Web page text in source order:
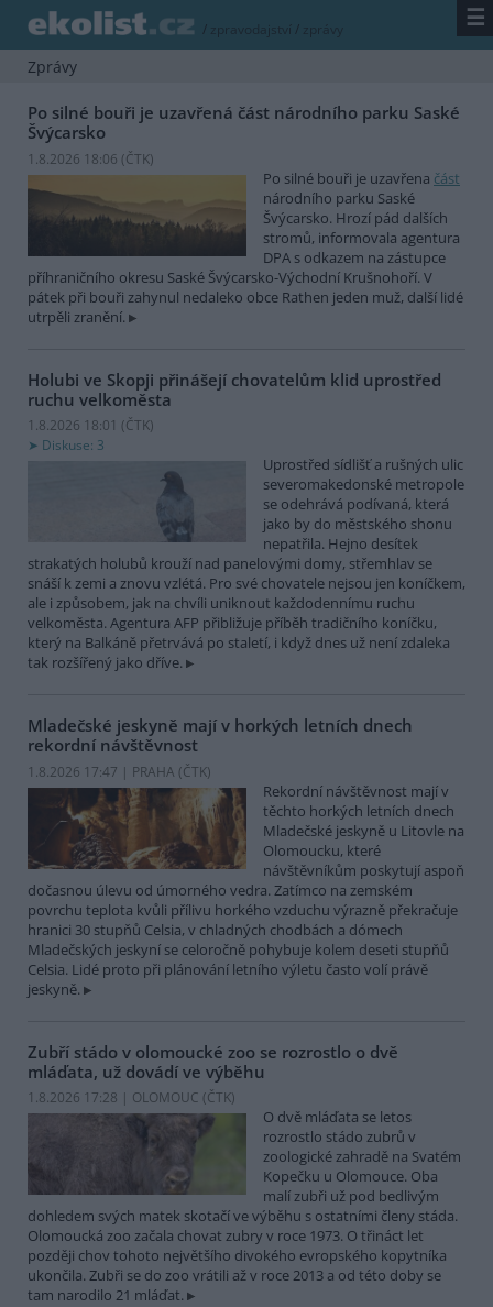
/ zpravodajství / zprávy ☰
Zprávy
Po silné bouři je uzavřená část národního parku Saské
Švýcarsko
1.8.2026 18:06 (ČTK)
Po silné bouři je uzavřena část
národního parku Saské
Švýcarsko. Hrozí pád dalších
stromů, informovala agentura
DPA s odkazem na zástupce
příhraničního okresu Saské Švýcarsko-Východní Krušnohoří. V
pátek při bouři zahynul nedaleko obce Rathen jeden muž, další lidé
utrpěli zranění.
Holubi ve Skopji přinášejí chovatelům klid uprostřed
ruchu velkoměsta
1.8.2026 18:01 (ČTK)
Diskuse: 3
Uprostřed sídlišť a rušných ulic
severomakedonské metropole
se odehrává podívaná, která
jako by do městského shonu
nepatřila. Hejno desítek
strakatých holubů krouží nad panelovými domy, střemhlav se
snáší k zemi a znovu vzlétá. Pro své chovatele nejsou jen koníčkem,
ale i způsobem, jak na chvíli uniknout každodennímu ruchu
velkoměsta. Agentura AFP přibližuje příběh tradičního koníčku,
který na Balkáně přetrvává po staletí, i když dnes už není zdaleka
tak rozšířený jako dříve.
Mladečské jeskyně mají v horkých letních dnech
rekordní návštěvnost
1.8.2026 17:47 | PRAHA (ČTK)
Rekordní návštěvnost mají v
těchto horkých letních dnech
Mladečské jeskyně u Litovle na
Olomoucku, které
návštěvníkům poskytují aspoň
dočasnou úlevu od úmorného vedra. Zatímco na zemském
povrchu teplota kvůli přílivu horkého vzduchu výrazně překračuje
hranici 30 stupňů Celsia, v chladných chodbách a dómech
Mladečských jeskyní se celoročně pohybuje kolem deseti stupňů
Celsia. Lidé proto při plánování letního výletu často volí právě
jeskyně.
Zubří stádo v olomoucké zoo se rozrostlo o dvě
mláďata, už dovádí ve výběhu
1.8.2026 17:28 | OLOMOUC (ČTK)
O dvě mláďata se letos
rozrostlo stádo zubrů v
zoologické zahradě na Svatém
Kopečku u Olomouce. Oba
malí zubři už pod bedlivým
dohledem svých matek skotačí ve výběhu s ostatními členy stáda.
Olomoucká zoo začala chovat zubry v roce 1973. O třináct let
později chov tohoto největšího divokého evropského kopytníka
ukončila. Zubři se do zoo vrátili až v roce 2013 a od této doby se
tam narodilo 21 mláďat.